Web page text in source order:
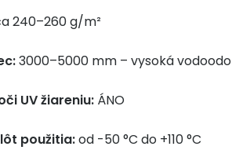
240–260 g/m²
3000–5000 mm – vysoká
UV žiareniu: ÁNO
použitia:od -50 °C do +110 °C